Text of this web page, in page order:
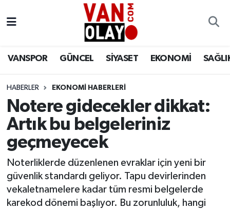
VANSPOR GÜNCEL SİYASET EKONOMİ
HABERLER EKONOMİ HABERLERİ
Notere gidecekler dikkat:
Artık bu belgeleriniz
geçmeyecek
Noterliklerde düzenlenen evraklar için yeni bir
güvenlik standardı geliyor. Tapu devirlerinden
vekaletnamelere kadar tüm resmi belgelerde
karekod dönemi başlıyor. Bu zorunluluk, hangi
Siyaset
Ekonomi
Sağlık
Van Nöbetçi Eczaneler
Van Namaz Vakitleri
Van Trafik Yoğunluk Haritası
Süper Lig Puan Durumu ve Fikstür